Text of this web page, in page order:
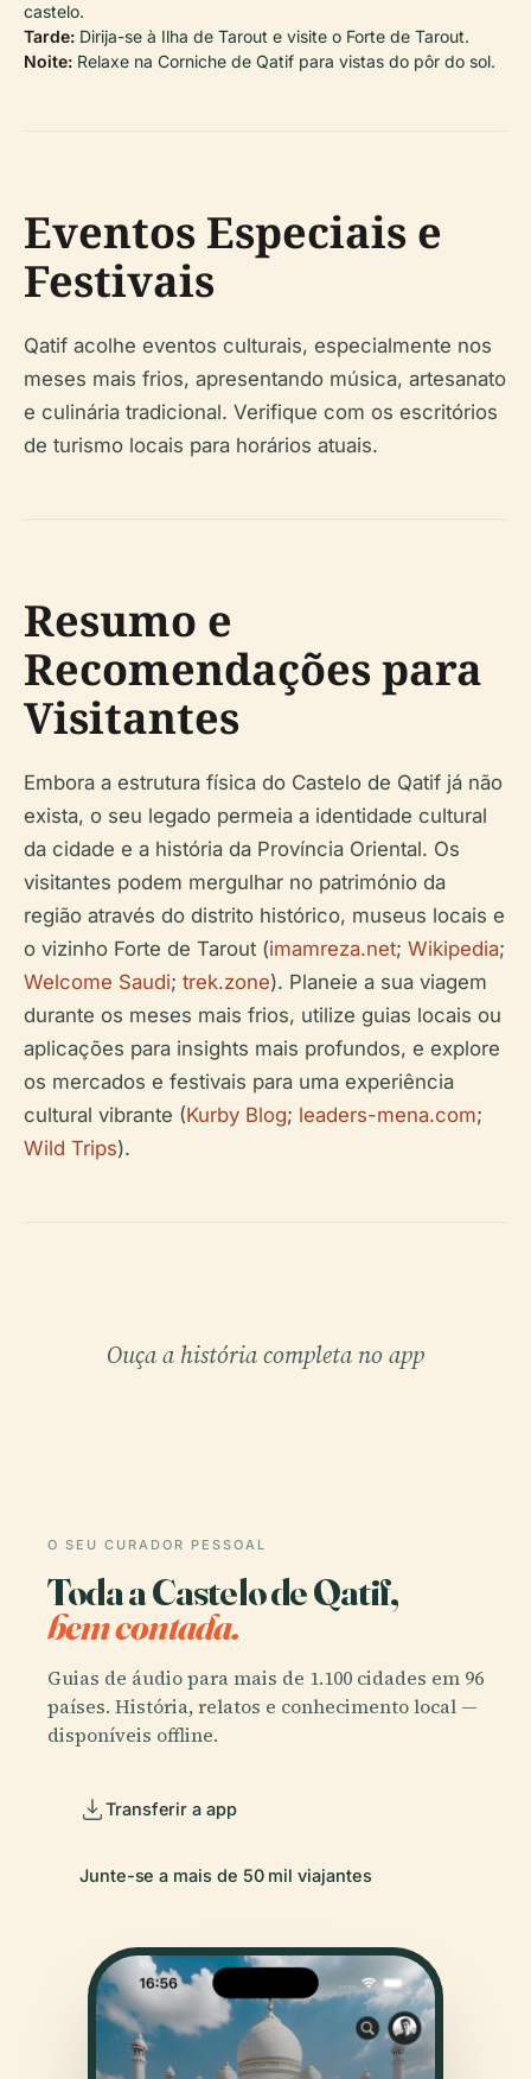
castelo.
Tarde: Dirija-se à Ilha de Tarout e visite o Forte de Tarout.
Noite: Relaxe na Corniche de Qatif para vistas do pôr do sol.
Eventos Especiais e
Festivais
Qatif acolhe eventos culturais, especialmente nos
meses mais frios, apresentando música, artesanato
e culinária tradicional. Verifique com os escritórios
de turismo locais para horários atuais.
Resumo e
Recomendações para
Visitantes
Embora a estrutura física do Castelo de Qatif já não
exista, o seu legado permeia a identidade cultural
da cidade e a história da Província Oriental. Os
visitantes podem mergulhar no património da
região através do distrito histórico, museus locais e
o vizinho Forte de Tarout (imamreza.net; Wikipedia;
Welcome Saudi; trek.zone). Planeie a sua viagem
durante os meses mais frios, utilize guias locais ou
aplicações para insights mais profundos, e explore
os mercados e festivais para uma experiência
cultural vibrante (Kurby Blog; leaders-mena.com;
Wild Trips).
Ouça a história completa no app
O SEU CURADOR PESSOAL
Toda a Castelo de Qatif,
bem contada.
Guias de áudio para mais de 1.100 cidades em 96
países. História, relatos e conhecimento local —
disponíveis offline.
Transferir a app
Junte-se a mais de 50 mil viajantes